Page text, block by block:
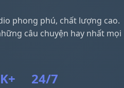
phong phú, chất lượng cao.
câu chuyện hay nhất mọi
24/7